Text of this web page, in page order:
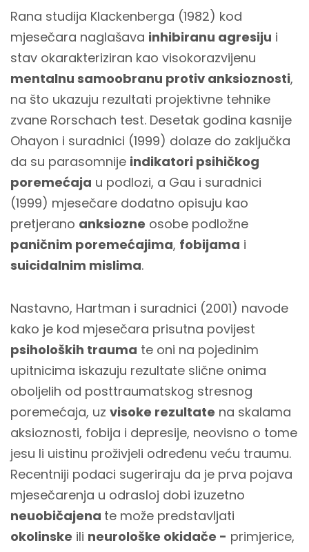
Rana studija Klackenberga (1982) kod
mjesečara naglašava inhibiranu agresiju i
stav okarakteriziran kao visokorazvijenu
mentalnu samoobranu protiv anksioznosti,
na što ukazuju rezultati projektivne tehnike
zvane Rorschach test. Desetak godina kasnije
Ohayon i suradnici (1999) dolaze do zaključka
da su parasomnije indikatori psihičkog
poremećaja u podlozi, a Gau i suradnici
(1999) mjesečare dodatno opisuju kao
pretjerano anksiozne osobe podložne
paničnim poremećajima, fobijama i
suicidalnim mislima.
Nastavno, Hartman i suradnici (2001) navode
kako je kod mjesečara prisutna povijest
psiholoških trauma te oni na pojedinim
upitnicima iskazuju rezultate slične onima
oboljelih od posttraumatskog stresnog
poremećaja, uz visoke rezultate na skalama
aksioznosti, fobija i depresije, neovisno o tome
jesu li uistinu proživjeli određenu veću traumu.
Recentniji podaci sugeriraju da je prva pojava
mjesečarenja u odrasloj dobi izuzetno
neuobičajena te može predstavljati
okolinske ili neurološke okidače - primjerice,